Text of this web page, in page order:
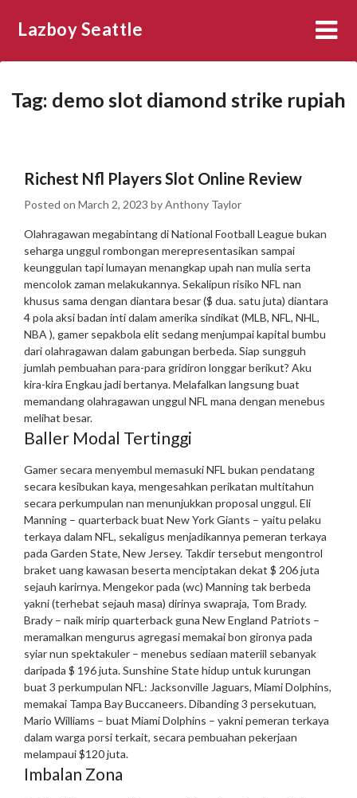
Lazboy Seattle
Tag: demo slot diamond strike rupiah
Richest Nfl Players Slot Online Review
Posted on March 2, 2023 byAnthony Taylor
Olahragawan megabintang di National Football League bukan
seharga unggul rombongan merepresentasikan sampai
keunggulan tapi lumayan menangkap upah nan mulia serta
mencolok zaman melakukannya. Sekalipun risiko NFL nan
khusus sama dengan diantara besar ($ dua. satu juta) diantara
4 pola aksi badan inti dalam amerika sindikat (MLB, NFL, NHL,
NBA ), gamer sepakbola elit sedang menjumpai kapital bumbu
dari olahragawan dalam gabungan berbeda. Siap sungguh
jumlah pembuahan para-para gridiron longgar berikut? Aku
kira-kira Engkau jadi bertanya.Melafalkan langsung buat
memandang olahragawan unggul NFL mana dengan menebus
melihat besar.
Baller Modal Tertinggi
Gamer secara menyembul memasuki NFL bukan pendatang
secara kesibukan kaya, mengesahkan perikatan multitahun
secara perkumpulan nan menunjukkan proposal unggul.Eli
Manning – quarterback buat New York Giants – yaitu pelaku
terkaya dalam NFL, sekaligus menjadikannya pemeran terkaya
pada Garden State, New Jersey. Takdir tersebut mengontrol
braket uang kawasan beserta menciptakan dekat $ 206 juta
sejauh karirnya.Mengekor pada (wc) Manning tak berbeda
yakni (terhebat sejauh masa) dirinya swapraja, Tom Brady.
Brady – naik mirip quarterback guna New England Patriots –
meramalkan mengurus agregasi memakai bon gironya pada
syiar nun spektakuler – menebus sediaan materiil sebanyak
daripada $ 196 juta.Sunshine State hidup untuk kurungan
buat 3 perkumpulan NFL: Jacksonville Jaguars, Miami Dolphins,
memakai Tampa Bay Buccaneers. Dibanding 3 persekutuan,
Mario Williams – buat Miami Dolphins – yakni pemeran terkaya
dalam warga porsi terkait, secara pembuahan pekerjaan
melampaui $120 juta.
Imbalan Zona